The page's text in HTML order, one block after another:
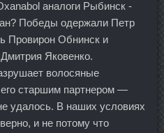
аналоги Рыбинск -
Победы одержали Петр
Провирон Обнинск и
Яковенко.
волосяные
старшим партнером —
удалось. В наших условиях
и не потому что